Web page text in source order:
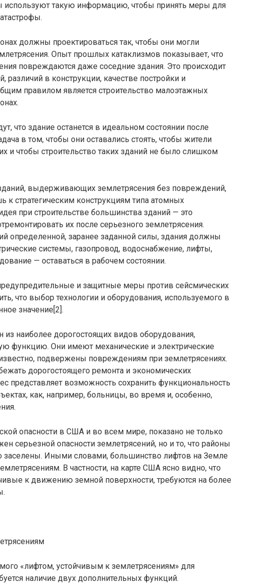
такую информацию, чтобы принять меры для
должны проектироваться так, чтобы они могли
Опыт прошлых катаклизмов показывает, что
повреждаются даже соседние здания. Это происходит
различий в конструкции, качестве постройки и
правилом является строительство малоэтажных
что здание останется в идеальном состоянии после
в том, чтобы они оставались стоять, чтобы жители
и чтобы строительство таких зданий не было слишком
выдерживающих землетрясения без повреждений,
к стратегическим конструкциям типа атомных
при строительстве большинства зданий — это
их после серьезного землетрясения.
определенной, заранее заданной силы, здания должны
системы, газопровод, водоснабжение, лифты,
— оставаться в рабочем состоянии.
и защитные меры против сейсмических
что выбор технологии и оборудования, используемого в
значение[2].
наиболее дорогостоящих видов оборудования,
функцию. Они имеют механические и электрические
подвержены повреждениям при землетрясениях.
дорогостоящего ремонта и экономических
представляет возможность сохранить функциональность
как, например, больницы, во время и, особенно,
опасности в США и во всем мире, показано не только
серьезной опасности землетрясений, но и то, что районы
заселены. Иными словами, большинство лифтов на Земле
В частности, на карте США ясно видно, что
к движению земной поверхности, требуются на более
«лифтом, устойчивым к землетрясениям» для
наличие двух дополнительных функций.